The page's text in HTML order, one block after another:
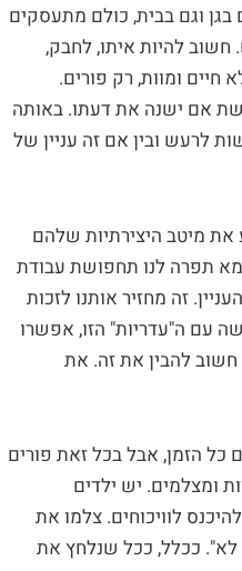
וגם בבית, כולם מתעסקים
להיות איתו, לחבק,
חיים ומוות, רק פורים.
אם ישנה את דעתו. באותה
לרעש ובין אם זה עניין של
מיטב היצירתיות שלהם
תפרה לנו תחפושת עבודת
זה מחזיר אותנו לזכות
נינג'ה והילד שלכם רוצה להיות הצב ה-35 ולכם קשה עם ה"עדריות" הזו, אפשרו
חשוב להבין את זה. את
כל הזמן, אבל בכל זאת פורים
ומצלמים. יש ילדים
לוויכוחים. צלמו את
לא". ככלל, ככל שנלחץ את